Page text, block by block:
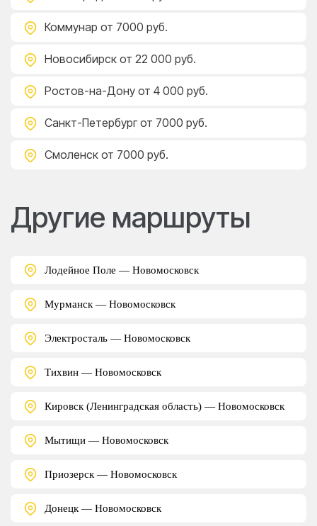
Коммунар от 7000 руб.
Новосибирск от 22 000 руб.
Ростов-на-Дону от 4 000 руб.
Санкт-Петербург от 7000 руб.
Смоленск от 7000 руб.
Другие маршруты
Лодейное Поле — Новомосковск
Мурманск — Новомосковск
Электросталь — Новомосковск
Тихвин — Новомосковск
Кировск (Ленинградская область) — Новомосковск
Мытищи — Новомосковск
Приозерск — Новомосковск
Донецк — Новомосковск